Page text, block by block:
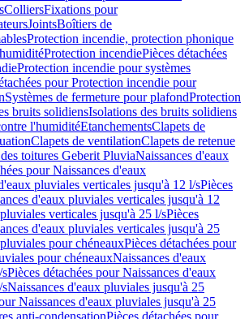
ColliersFixations pour
JointsBoîtiers de
Protection incendie, protection phonique
Protection incendiePièces détachées
Protection incendie pour systèmes
pour Protection incendie pour
Systèmes de fermeture pour plafondProtection
bruits solidiensIsolations des bruits solidiens
l'humiditéEtanchementsClapets de
Clapets de ventilationClapets de retenue
toitures Geberit PluviaNaissances d'eaux
pour Naissances d'eaux
pluviales verticales jusqu'à 12 l/sPièces
d'eaux pluviales verticales jusqu'à 12
verticales jusqu'à 25 l/sPièces
d'eaux pluviales verticales jusqu'à 25
pour chéneauxPièces détachées pour
pour chéneauxNaissances d'eaux
Pièces détachées pour Naissances d'eaux
Naissances d'eaux pluviales jusqu'à 25
Naissances d'eaux pluviales jusqu'à 25
anti-condensationPièces détachées pour